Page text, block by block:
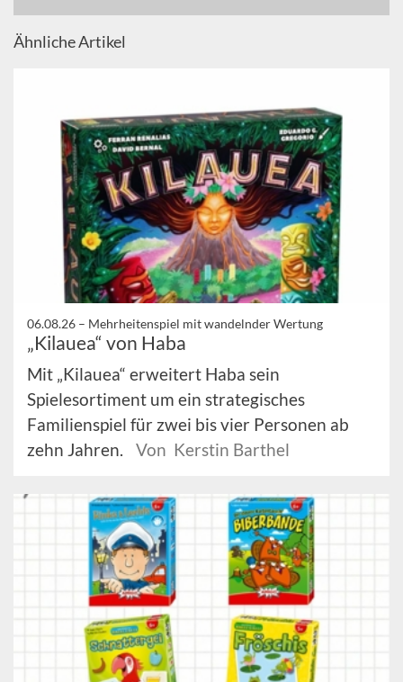
Ähnliche Artikel
06.08.26 – Mehrheitenspiel mit wandelnder Wertung
„Kilauea“ von Haba
Mit „Kilauea“ erweitert Haba sein
Spielesortiment um ein strategisches
Familienspiel für zwei bis vier Personen ab
zehn Jahren.
Von Kerstin Barthel